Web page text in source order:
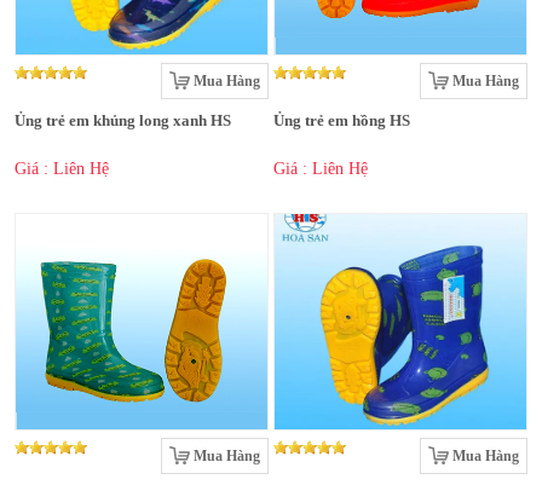
Mua Hàng
Ủng trẻ em khủng long xanh HS
Giá : Liên Hệ
Mua Hàng
Ủng trẻ em hồng HS
Giá : Liên Hệ
Mua Hàng Mua Hàng